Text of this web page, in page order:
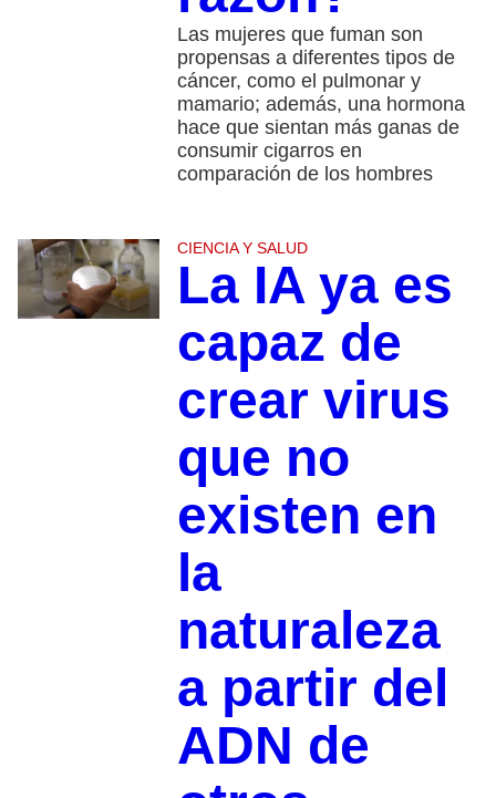
Las mujeres que fuman son
propensas a diferentes tipos de
cáncer, como el pulmonar y
mamario; además, una hormona
hace que sientan más ganas de
consumir cigarros en
comparación de los hombres
CIENCIA Y SALUD
La IA ya es
capaz de
crear virus
que no
existen en
la
naturaleza
a partir del
ADN de